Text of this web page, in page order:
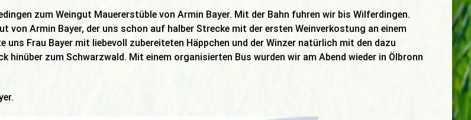
zum Weingut Mauererstüble von Armin Bayer. Mit der Bahn fuhren wir bis Wilferdingen.
von Armin Bayer, der uns schon auf halber Strecke mit der ersten Weinverkostung an einem
Frau Bayer mit liebevoll zubereiteten Häppchen und der Winzer natürlich mit den dazu
hinüber zum Schwarzwald. Mit einem organisierten Bus wurden wir am Abend wieder in Ölbronn